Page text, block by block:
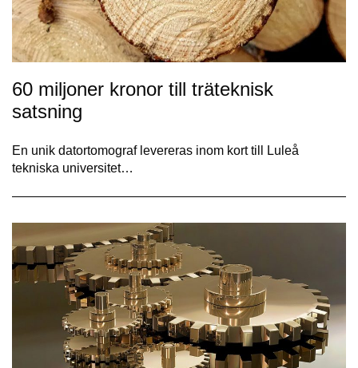
60 miljoner kronor till träteknisk
satsning
En unik datortomograf levereras inom kort till Luleå
tekniska universitet…